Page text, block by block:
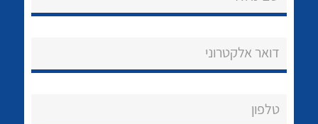
הצוות שלנו
דואר אלקטרוני
טלפון